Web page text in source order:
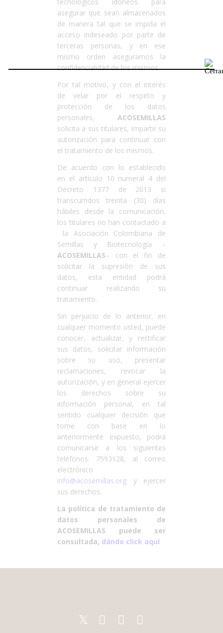
asegurar que sean almacenados
de manera tal que se impida el
acceso indeseado por parte de
terceras personas, y en ese
mismo orden aseguramos la
confidencialidad de los mismos.
Por tal motivo, y con el interés
de velar por el respeto y
protección de los datos
personales, ACOSEMILLAS
solicita a sus titulares, impartir su
autorización para continuar con
el tratamiento de los mismos.
De acuerdo con lo establecido
en el artículo 10 numeral 4 del
Decreto 1377 de 2013 si
transcurridos treinta (30) días
hábiles desde la comunicación,
los titulares no han contactado a
la Asociación Colombiana de
Semillas y Biotecnología –
ACOSEMILLAS– con el fin de
solicitar la supresión de sus
datos, esta entidad podrá
continuar realizando su
tratamiento.
Sin perjuicio de lo anterior, en
cualquier momento usted, puede
conocer, actualizar, y rectificar
sus datos, solicitar información
sobre su uso, presentar
reclamaciones, revocar la
autorización, y en general ejercer
los derechos sobre su
información personal, en tal
sentido cualquier decisión que
tome con base en lo
anteriormente expuesto, podrá
comunicarse a los siguientes
teléfonos: 7593128, al correo
electrónico
info@acosemillas.org y ejercer
sus derechos.
La política de tratamiento de
datos personales de
ACOSEMILLAS puede ser
consultada, dándo click aquí